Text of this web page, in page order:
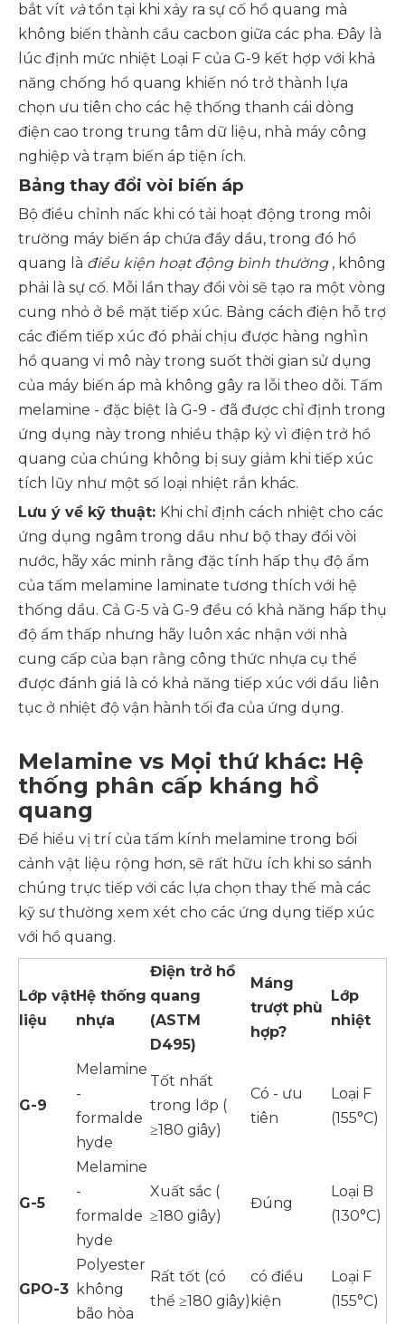
bắt vít vàtồn tại khi xảy ra sự cố hồ quang mà
không biến thành cầu cacbon giữa các pha. Đây là
lúc định mức nhiệt Loại F của G-9 kết hợp với khả
năng chống hồ quang khiến nó trở thành lựa
chọn ưu tiên cho các hệ thống thanh cái dòng
điện cao trong trung tâm dữ liệu, nhà máy công
nghiệp và trạm biến áp tiện ích.
Bảng thay đổi vòi biến áp
Bộ điều chỉnh nấc khi có tải hoạt động trong môi
trường máy biến áp chứa đầy dầu, trong đó hồ
quang là điều kiện hoạt động bình thường , không
phải là sự cố. Mỗi lần thay đổi vòi sẽ tạo ra một vòng
cung nhỏ ở bề mặt tiếp xúc. Bảng cách điện hỗ trợ
các điểm tiếp xúc đó phải chịu được hàng nghìn
hồ quang vi mô này trong suốt thời gian sử dụng
của máy biến áp mà không gây ra lỗi theo dõi. Tấm
melamine - đặc biệt là G-9 - đã được chỉ định trong
ứng dụng này trong nhiều thập kỷ vì điện trở hồ
quang của chúng không bị suy giảm khi tiếp xúc
tích lũy như một số loại nhiệt rắn khác.
Lưu ý về kỹ thuật: Khi chỉ định cách nhiệt cho các
ứng dụng ngâm trong dầu như bộ thay đổi vòi
nước, hãy xác minh rằng đặc tính hấp thụ độ ẩm
của tấm melamine laminate tương thích với hệ
thống dầu. Cả G-5 và G-9 đều có khả năng hấp thụ
độ ẩm thấp nhưng hãy luôn xác nhận với nhà
cung cấp của bạn rằng công thức nhựa cụ thể
được đánh giá là có khả năng tiếp xúc với dầu liên
tục ở nhiệt độ vận hành tối đa của ứng dụng.
Melamine vs Mọi thứ khác: Hệ
thống phân cấp kháng hồ
quang
Để hiểu vị trí của tấm kính melamine trong bối
cảnh vật liệu rộng hơn, sẽ rất hữu ích khi so sánh
chúng trực tiếp với các lựa chọn thay thế mà các
kỹ sư thường xem xét cho các ứng dụng tiếp xúc
với hồ quang.
Lớp vật
liệu
Hệ thống
nhựa
Điện trở hồ
quang
(ASTM
D495)
Máng
trượt phù
hợp?
Lớp
nhiệt
G-9
Melamine
-
formalde
hyde
Tốt nhất
trong lớp (
≥180 giây)
Có - ưu
tiên
Loại F
(155°C)
G-5
Melamine
-
formalde
hyde
Xuất sắc (
≥180 giây)
Đúng
Loại B
(130°C)
GPO-3
Polyester
không
bão hòa
Rất tốt (có
thể ≥180 giây)
có điều
kiện
Loại F
(155°C)